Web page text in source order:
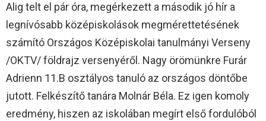
Alig telt el pár óra, megérkezett a második jó hír a
legnívósabb középiskolások megmérettetésének
számító Országos Középiskolai tanulmányi Verseny
/OKTV/ földrajz versenyéről. Nagy örömünkre Furár
Adrienn 11.B osztályos tanuló az országos döntőbe
jutott. Felkészítő tanára Molnár Béla. Ez igen komoly
eredmény, hiszen az iskolában megírt első fordulóból